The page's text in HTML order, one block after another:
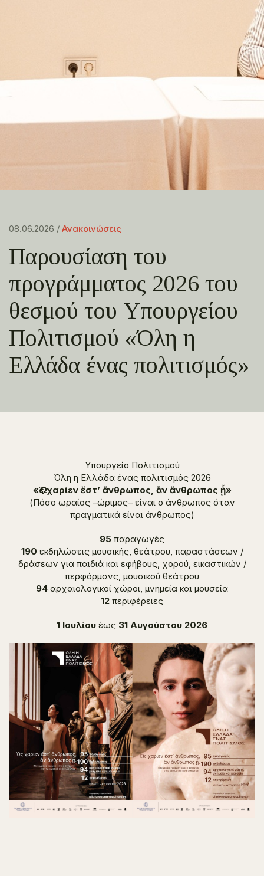
08.06.2026 / Ανακοινώσεις
Παρουσίαση του
προγράμματος 2026 του
θεσμού του Υπουργείου
Πολιτισμού «Όλη η
Ελλάδα ένας πολιτισμός»
Υπουργείο Πολιτισμού
Όλη η Ελλάδα ένας πολιτισμός 2026
«Ὡς χαρίεν ἔστ’ ἄνθρωπος, ἂν ἄνθρωπος ᾖ»
(Πόσο ωραίος –ώριμος– είναι ο άνθρωπος όταν
πραγματικά είναι άνθρωπος)
95 παραγωγές
190 εκδηλώσεις μουσικής, θεάτρου, παραστάσεων /
δράσεων για παιδιά και εφήβους, χορού, εικαστικών /
περφόρμανς, μουσικού θεάτρου
94 αρχαιολογικοί χώροι, μνημεία και μουσεία
12 περιφέρειες
1 Ιουλίου έως 31 Αυγούστου 2026